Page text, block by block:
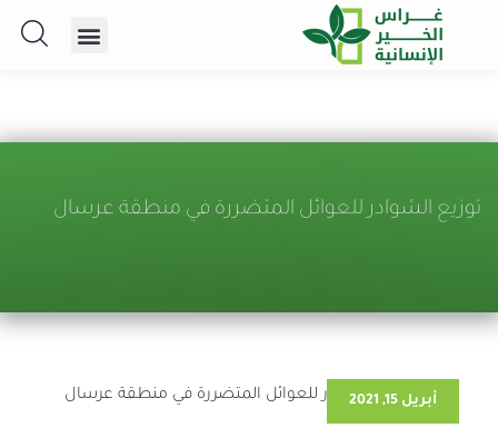
توزيع الشوادر للعوائل المتضررة في منطقة عرسال
أبريل 15, 2021